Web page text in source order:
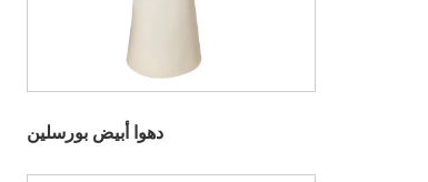
دهوا أبيض بورسلين